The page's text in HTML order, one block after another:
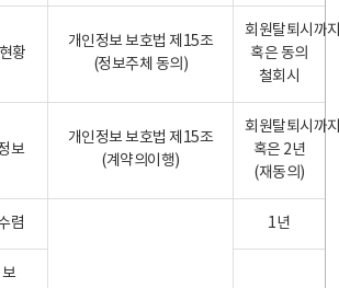
황
개인정보 보호법 제15조
(정보주체 동의)
회원탈퇴시까
혹은 동의
철회시
보
개인정보 보호법 제15조
(계약의이행)
회원탈퇴시까
혹은 2년
(재동의)
렴 1년